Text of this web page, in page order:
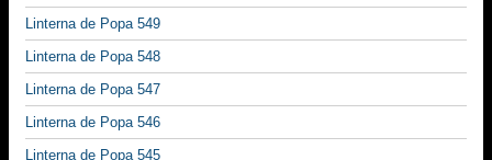
Linterna de Popa 549
Linterna de Popa 548
Linterna de Popa 547
Linterna de Popa 546
Linterna de Popa 545